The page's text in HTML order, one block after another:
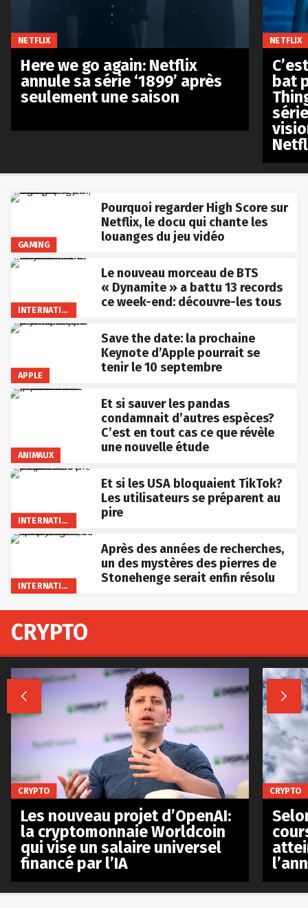
GAMING
Pourquoi regarder High Score sur
Netflix, le docu qui chante les
louanges du jeu vidéo
INTERNATIONAL
Le nouveau morceau de BTS
« Dynamite » a battu 13 records
ce week-end: découvre-les tous
APPLE
Save the date: la prochaine
Keynote d’Apple pourrait se
tenir le 10 septembre
ANIMAUX
Et si sauver les pandas
condamnait d’autres espèces?
C’est en tout cas ce que révèle
une nouvelle étude
INTERNATIONAL
Et si les USA bloquaient TikTok?
Les utilisateurs se préparent au
pire
INTERNATIONAL
Après des années de recherches,
un des mystères des pierres de
Stonehenge serait enfin résolu
NETFLIX
Here we go again: Netflix
annule sa série ‘1899’ après
seulement une saison
NETFLIX
bat
CRYPTO
 
CRYPTO
Les nouveau projet d’OpenAI:
la cryptomonnaie Worldcoin
qui vise un salaire universel
financé par l’IA
CRYPTO